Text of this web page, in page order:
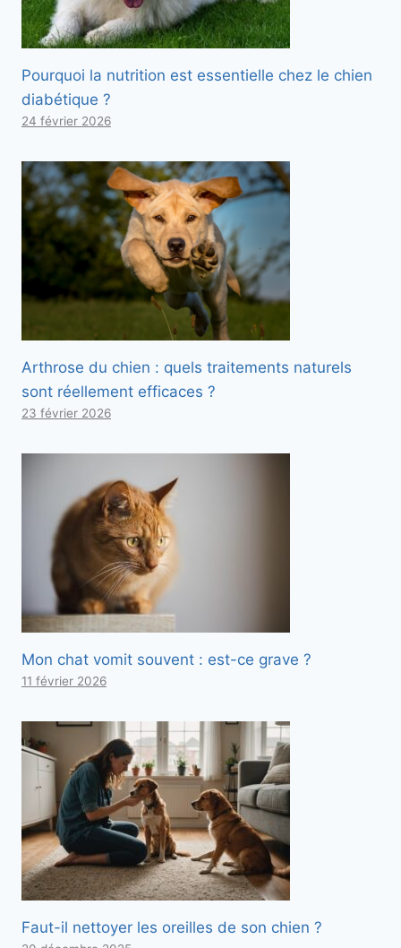
Pourquoi la nutrition est essentielle chez le chien
diabétique ?
24 février 2026
Arthrose du chien : quels traitements naturels
sont réellement efficaces ?
23 février 2026
Mon chat vomit souvent : est-ce grave ?
11 février 2026
Faut-il nettoyer les oreilles de son chien ?